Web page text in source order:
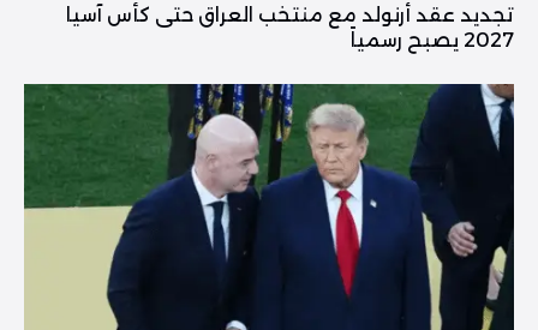
تجديد عقد أرنولد مع منتخب العراق حتى كأس آسيا
2027 يصبح رسمياً